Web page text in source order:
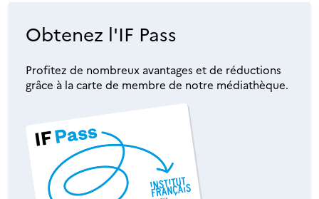
Obtenez l'IF Pass
Profitez de nombreux avantages et de réductions
grâce à la carte de membre de notre médiathèque.